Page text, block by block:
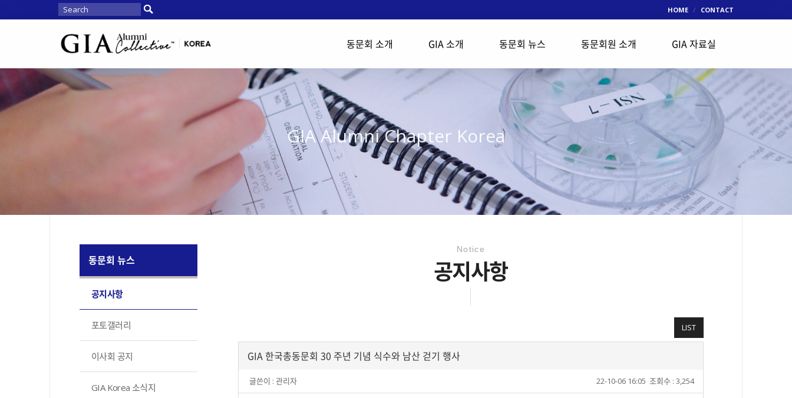
HOME CONTACT
동문회 소개 GIA 소개 동문회 뉴스 동문회원 소개 GIA 자료실
GIA Alumni Chapter Korea
동문회 뉴스
공지사항
포토갤러리
이사회 공지
GIA Korea 소식지
Notice
공지사항
LIST
GIA 한국총동문회 30 주년 기념 식수와 남산 걷기 행사
글쓴이 : 관리자 조회수 : 3,254
22-10-06 16:05